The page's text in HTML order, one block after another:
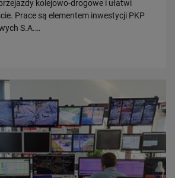
kolejowo-drogowe i ułatwi
Prace są elementem inwestycji PKP
S.A.…